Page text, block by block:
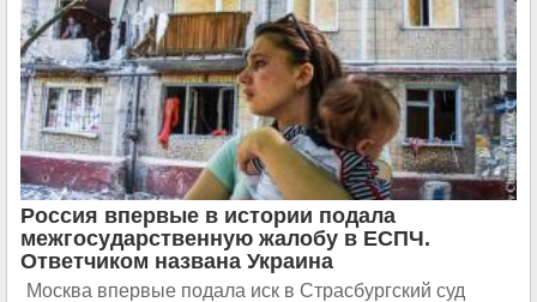
Россия впервые в истории подала
межгосударственную жалобу в ЕСПЧ.
Ответчиком названа Украина
Москва впервые подала иск в Страсбургский суд